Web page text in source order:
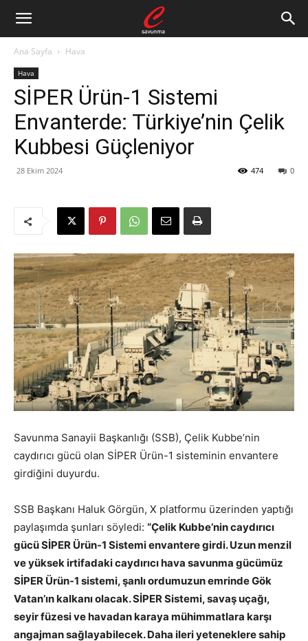
Ana Sayfa Hava
Hava
SİPER Ürün-1 Sistemi
Envanterde: Türkiye’nin Çelik
Kubbesi Güçleniyor
28 Ekim 2024 0
474
Savunma Sanayii Başkanlığı (SSB), Çelik Kubbe’nin
caydırıcı gücü olan SİPER Ürün-1 sisteminin envantere
girdiğini duyurdu.
SSB Başkanı Haluk Görgün, X platformu üzerinden yaptığı
paylaşımda şunları söyledi: “Çelik Kubbe’nin caydırıcı
gücü SİPER Ürün-1 Sistemi envantere girdi. Uzun menzil
ve yüksek irtifadaki caydırıcı hava savunma gücümüz
SİPER Ürün-1 sistemi, şanlı ordumuzun emrinde Gök
Vatan’ın kalkanı olacak. SİPER Sistemi, savaş uçağı,
seyir füzesi ve havadan karaya mühimmatlara karşı
angajman sağlayabilecek. Daha ileri yeteneklere sahip